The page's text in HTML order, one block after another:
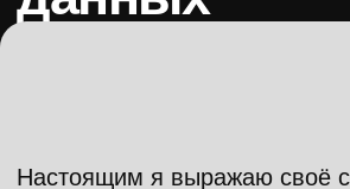
Настоящим я выражаю своё согласие ООО
хранение, уточнение (обновление,